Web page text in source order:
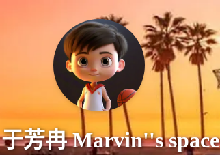
于芳冉 Marvin''s space